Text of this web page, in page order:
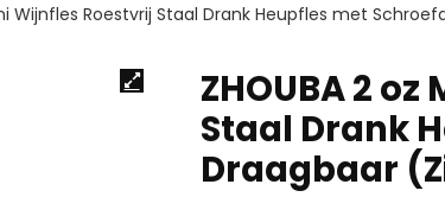
Wijnfles Roestvrij Staal Drank Heupfles met
ZHOUBA 2
Staal Drank
Draagbaar